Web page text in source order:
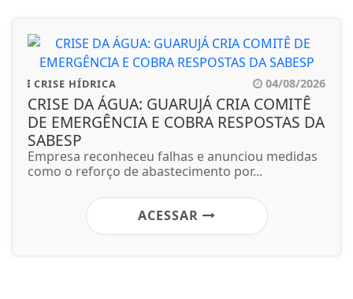
CRISE HÍDRICA 04/08/2026
CRISE DA ÁGUA: GUARUJÁ CRIA COMITÊ
DE EMERGÊNCIA E COBRA RESPOSTAS DA
SABESP
Empresa reconheceu falhas e anunciou medidas
como o reforço de abastecimento por...
ACESSAR